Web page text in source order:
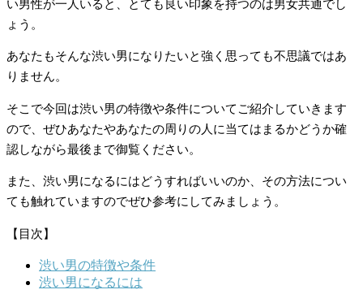
い男性が一人いると、とても良い印象を持つのは男女共通でし
ょう。
あなたもそんな渋い男になりたいと強く思っても不思議ではあ
りません。
そこで今回は渋い男の特徴や条件についてご紹介していきます
ので、ぜひあなたやあなたの周りの人に当てはまるかどうか確
認しながら最後まで御覧ください。
また、渋い男になるにはどうすればいいのか、その方法につい
ても触れていますのでぜひ参考にしてみましょう。
【目次】
渋い男の特徴や条件
渋い男になるには